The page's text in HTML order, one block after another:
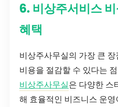
6. 비상주서비스
혜택
비상주사무실의 가장 큰
비용을 절감할 수 있다는
비상주사무실은 다양한 스
해 효율적인 비즈니스 운